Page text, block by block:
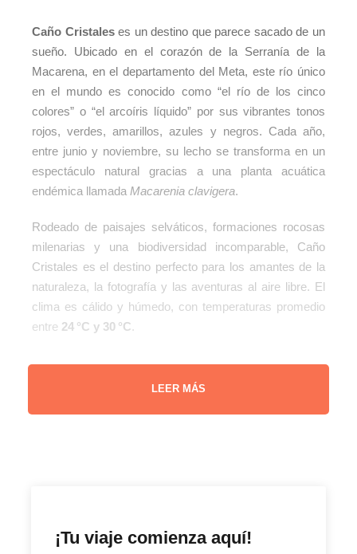
¡Tu viaje comienza aquí!
Caño Cristaleses un destino que parece sacado de un
sueño. Ubicado en el corazón de la Serranía de la
Macarena, en el departamento del Meta, este río único
en el mundo es conocido como “el río de los cinco
colores” o “el arcoíris líquido” por sus vibrantes tonos
rojos, verdes, amarillos, azules y negros. Cada año,
entre junio y noviembre, su lecho se transforma en un
espectáculo natural gracias a una planta acuática
endémica llamada Macarenia clavigera.
Rodeado de paisajes selváticos, formaciones rocosas
milenarias y una biodiversidad incomparable, Caño
Cristales es el destino perfecto para los amantes de la
naturaleza, la fotografía y las aventuras al aire libre. El
clima es cálido y húmedo, con temperaturas promedio
entre 24 °C y 30 °C.
Ubicación geográfica
LEER MÁS